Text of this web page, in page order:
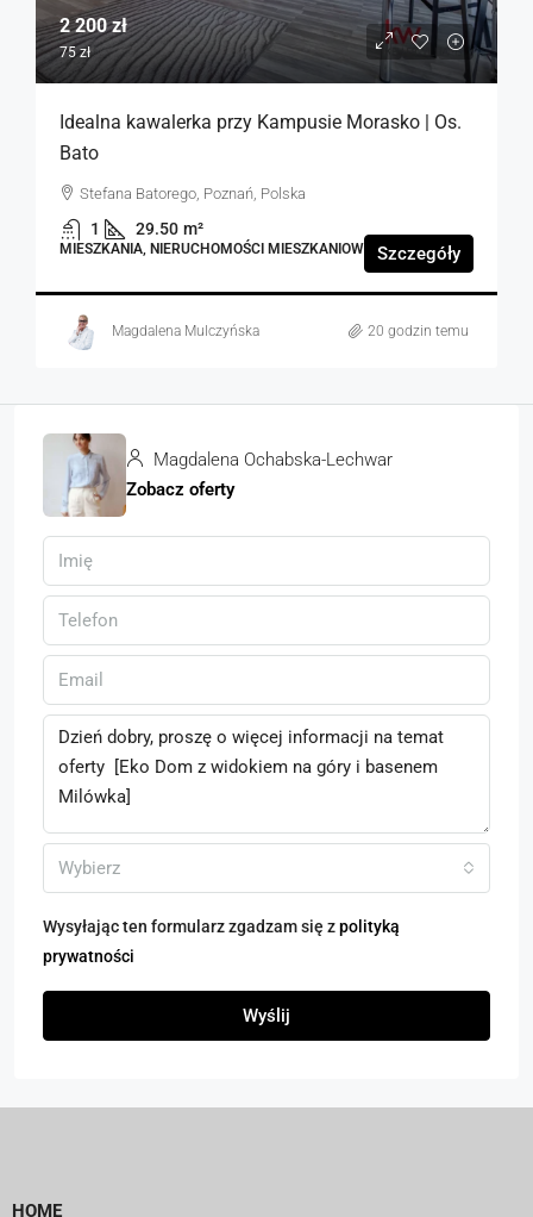
2 200 zł
75 zł
Idealna kawalerka przy Kampusie Morasko | Os.
Bato
Stefana Batorego, Poznań, Polska
1 29.50 m²
MIESZKANIA, NIERUCHOMOŚCI MIESZKANIOWE Szczegóły
Magdalena Mulczyńska 20 godzin temu
Magdalena Ochabska-Lechwar
Zobacz oferty
Wybierz
Wysyłając ten formularz zgadzam się zpolityką
prywatności
Wyślij
HOME